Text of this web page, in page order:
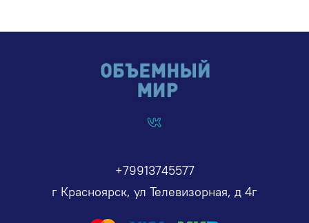
+79913745577
г Красноярск, ул Телевизорная, д 4г